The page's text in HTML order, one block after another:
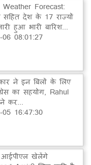
Weather Forecast:
सहित देश के 17 राज्यों
हुआ भारी बारिश...
06 08:01:27
ने इन बिलों के लिए
का सहयोग, Rahul
कर...
05 16:47:30
खेलेंगे